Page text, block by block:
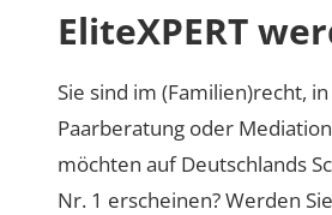
EliteXPERT
Sie sind im (Familien)recht,
Paarberatung oder
möchten auf Deutschlands
Nr. 1 erscheinen? Werden